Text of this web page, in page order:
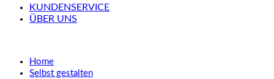
KUNDENSERVICE
ÜBER UNS
Home
Selbst gestalten